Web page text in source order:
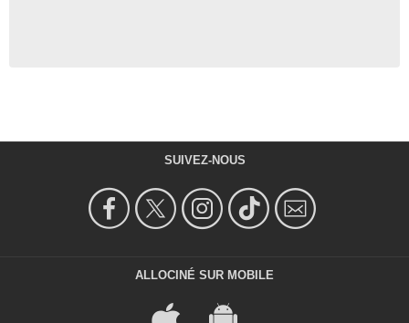
SUIVEZ-NOUS
ALLOCINÉ SUR MOBILE